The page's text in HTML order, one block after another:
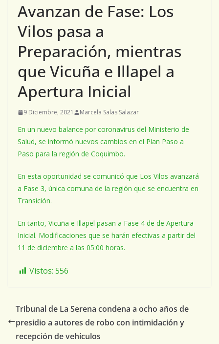
Avanzan de Fase: Los
Vilos pasa a
Preparación, mientras
que Vicuña e Illapel a
Apertura Inicial
9 Diciembre, 2021 Marcela Salas Salazar
En un nuevo balance por coronavirus del Ministerio de
Salud, se informó nuevos cambios en el Plan Paso a
Paso para la región de Coquimbo.
En esta oportunidad se comunicó que Los Vilos avanzará
a Fase 3, única comuna de la región que se encuentra en
Transición.
En tanto, Vicuña e Illapel pasan a Fase 4 de de Apertura
Inicial. Modificaciones que se harán efectivas a partir del
11 de diciembre a las 05:00 horas.
Vistos: 556
Tribunal de La Serena condena a ocho años de
presidio a autores de robo con intimidación y
recepción de vehículos